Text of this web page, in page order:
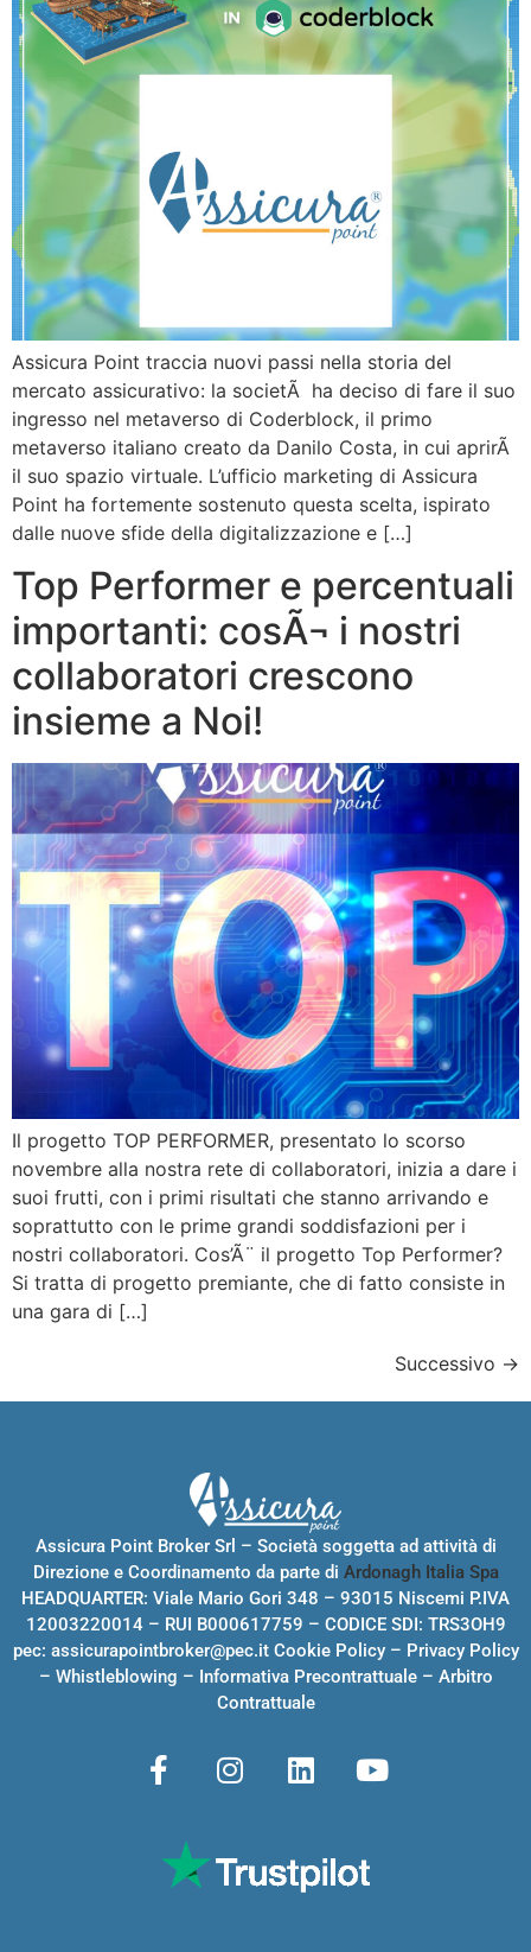
Assicura Point traccia nuovi passi nella storia del
mercato assicurativo: la societÃ ha deciso di fare il suo
ingresso nel metaverso di Coderblock, il primo
metaverso italiano creato da Danilo Costa, in cui aprirÃ
il suo spazio virtuale. L’ufficio marketing di Assicura
Point ha fortemente sostenuto questa scelta, ispirato
dalle nuove sfide della digitalizzazione e […]
Top Performer e percentuali
importanti: cosÃ¬ i nostri
collaboratori crescono
insieme a Noi!
Il progetto TOP PERFORMER, presentato lo scorso
novembre alla nostra rete di collaboratori, inizia a dare i
suoi frutti, con i primi risultati che stanno arrivando e
soprattutto con le prime grandi soddisfazioni per i
nostri collaboratori. Cos’Ã¨ il progetto Top Performer?
Si tratta di progetto premiante, che di fatto consiste in
una gara di […]
Successivo →
Assicura Point Broker Srl – Società soggetta ad attività di
Direzione e Coordinamento da parte di Ardonagh Italia Spa
HEADQUARTER: Viale Mario Gori 348 – 93015 Niscemi P.IVA
12003220014 – RUI B000617759 – CODICE SDI: TRS3OH9
pec: assicurapointbroker@pec.it Cookie Policy– Privacy Policy
– Whistleblowing – Informativa Precontrattuale– Arbitro
Contrattuale